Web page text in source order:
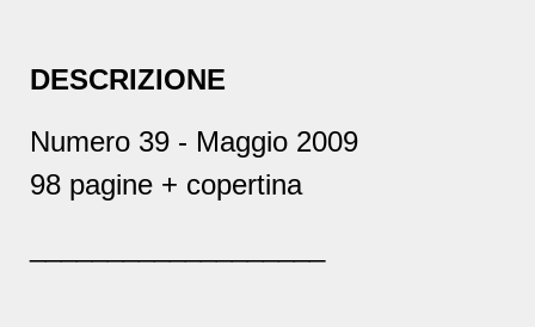
DESCRIZIONE
Numero 39 - Maggio 2009
98 pagine + copertina